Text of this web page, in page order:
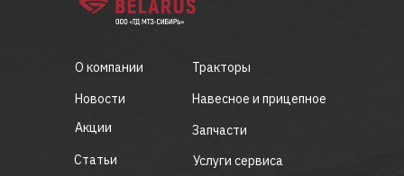
Акции
Статьи
Новости
Услуги сервиса
Запчасти
Навесное и прицепное
Тракторы
О компании